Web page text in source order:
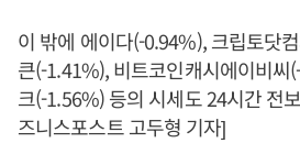
이 밖에 에이다(-0.94%), 크립토닷
큰(-1.41%), 비트코인캐시에이비씨
크(-1.56%) 등의 시세도 24시간 전
즈니스포스트 고두형 기자]